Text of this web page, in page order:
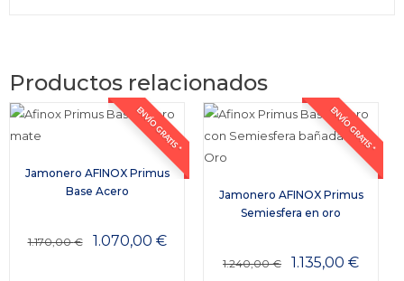
Productos relacionados
ENVÍO GRATIS *
Jamonero AFINOX Primus
Base Acero
1.170,00€ 1.070,00 €
ENVÍO GRATIS *
Jamonero AFINOX Primus
Semiesfera en oro
1.240,00€ 1.135,00€